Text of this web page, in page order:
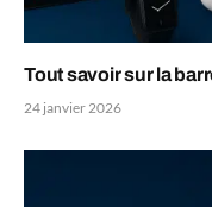
Tout savoir sur la
24 janvier 2026